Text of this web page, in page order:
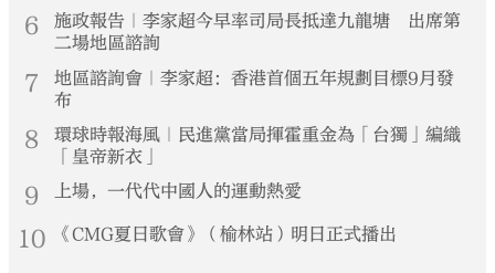
6
施政報告｜李家超今早率司局長抵達九龍塘 出席第
二場地區諮詢
7
地區諮詢會｜李家超：香港首個五年規劃目標9月發
布
8
環球時報海風｜民進黨當局揮霍重金為「台獨」編織
「皇帝新衣」
9 上場，一代代中國人的運動熱愛
10 《CMG夏日歌會》（榆林站）明日正式播出